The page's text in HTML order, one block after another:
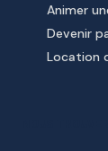
Animer
Devenir
Location